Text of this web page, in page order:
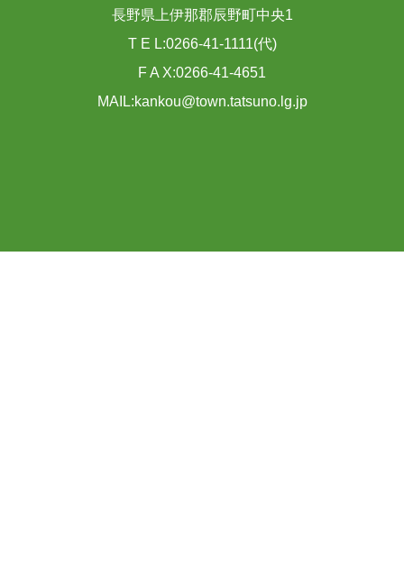
長野県上伊那郡辰野町中央1
T E L:0266-41-1111(代)
F A X:0266-41-4651
MAIL:kankou@town.tatsuno.lg.jp